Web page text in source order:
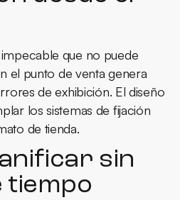
que no puede
el punto de venta genera
de exhibición. El diseño
los sistemas de fijación
de tienda.
sin
tiempo